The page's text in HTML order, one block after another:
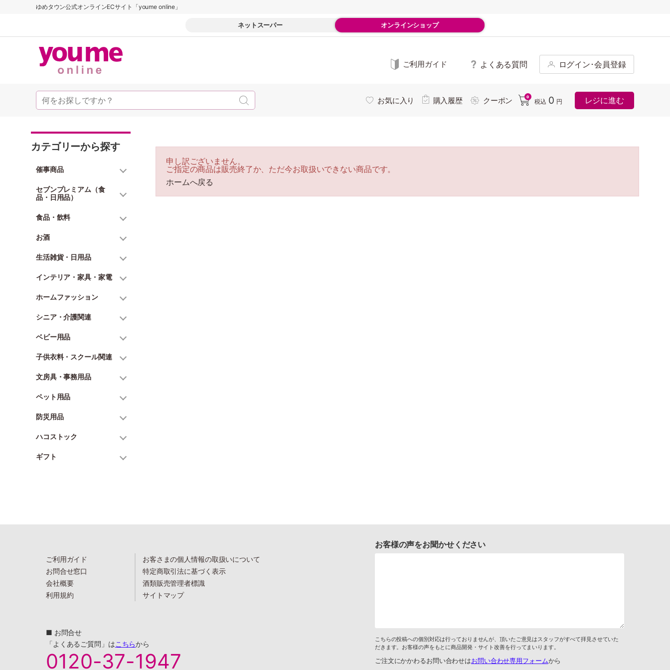
ゆめタウン公式オンラインECサイト「youme online」
ネットスーパー オンラインショップ
ご利用ガイド よくある質問 ログイン･会員登録
お気に入り 購入履歴 クーポン 0
税込 0 円 レジに進む
カテゴリーから探す
催事商品
セブンプレミアム（食
品・日用品）
食品・飲料
お酒
生活雑貨・日用品
インテリア・家具・家電
ホームファッション
シニア・介護関連
ベビー用品
子供衣料・スクール関連
文房具・事務用品
ペット用品
防災用品
ハコストック
ギフト
申し訳ございません。
ご指定の商品は販売終了か、ただ今お取扱いできない商品です。
ホームへ戻る
ご利用ガイド
お問合せ窓口
会社概要
利用規約
お客さまの個人情報の取扱いについて
特定商取引法に基づく表示
酒類販売管理者標識
サイトマップ
■ お問合せ
「よくあるご質問」はこちらから
0120-37-1947
お客様の声をお聞かせください
こちらの投稿への個別対応は行っておりませんが、頂いたご意見はスタッフがすべて拝見させていた
だきます。お客様の声をもとに商品開発・サイト改善を行ってまいります。
ご注文にかかわるお問い合わせはお問い合わせ専用フォームから